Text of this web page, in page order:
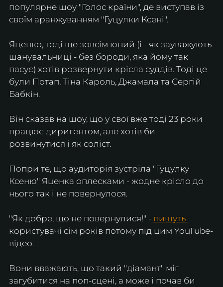
популярне шоу "Голос країни", де виступав із
своїм аранжуванням "Гуцулки Ксені".
Яценко, тоді ще зовсім юний (і - як зауважують
шанувальниці - без бороди, яка йому так
пасує) хотів розвернути крісла суддів. Тоді це
були Потап, Тіна Кароль, Джамала та Сергій
Бабкін.
Він сказав на шоу, що у свої вже тоді 23 роки
працює диригентом, але хотів би
розвинутися і як соліст.
Попри те, що аудиторія зустріла "Гуцулку
Ксеню" Яценка оплесками - жодне крісло до
нього так і не повернулося.
"Як добре, що не повернулися!" - пишуть
користувачі сім років потому під цим YouTube-
відео.
Вони вважають, що такий "діамант" міг
загубитися на поп-сцені, а може і почав би